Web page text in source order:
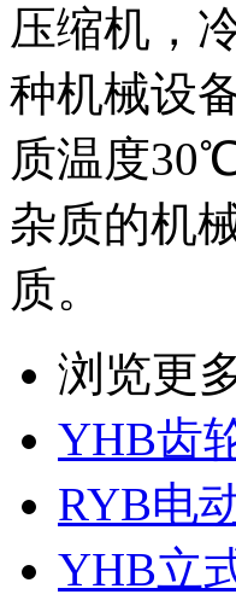
压缩机，
种机械设
质温度
杂质的机
质。
浏览更
YHB齿
RYB电
YHB立